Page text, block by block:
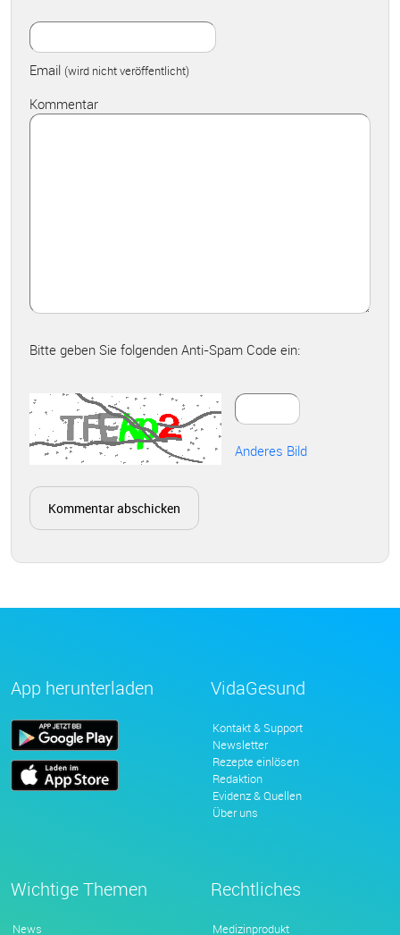
Email (wird nicht veröffentlicht)
Kommentar
Bitte geben Sie folgenden Anti-Spam Code ein:
Anderes Bild
App herunterladen VidaGesund
Kontakt & Support
Newsletter
Rezepte einlösen
Redaktion
Evidenz & Quellen
Über uns
Wichtige Themen
News
Rechtliches
Medizinprodukt